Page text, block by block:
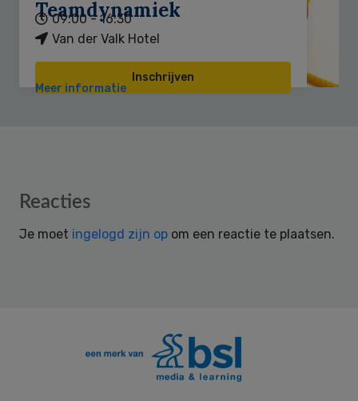
Teamdynamiek
09:00 - 16:30
Van der Valk Hotel
Inschrijven
Meer informatie
Reader
Reacties
Je moet ingelogd zijn op om een reactie te plaatsen.